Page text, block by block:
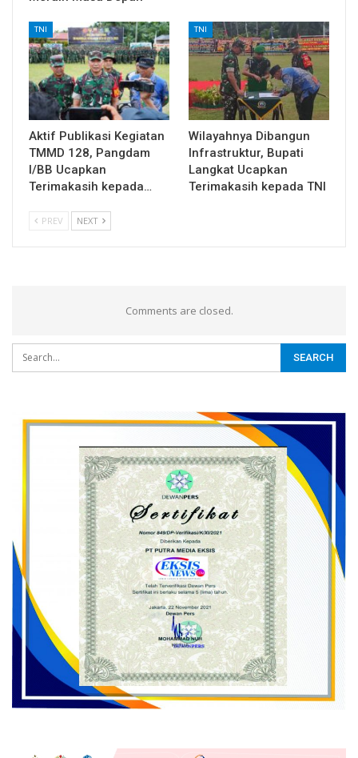
TNI
Aktif Publikasi Kegiatan
TMMD 128, Pangdam
I/BB Ucapkan
Terimakasih kepada…
TNI
Wilayahnya Dibangun
Infrastruktur, Bupati
Langkat Ucapkan
Terimakasih kepada TNI
PREV NEXT
Comments are closed.